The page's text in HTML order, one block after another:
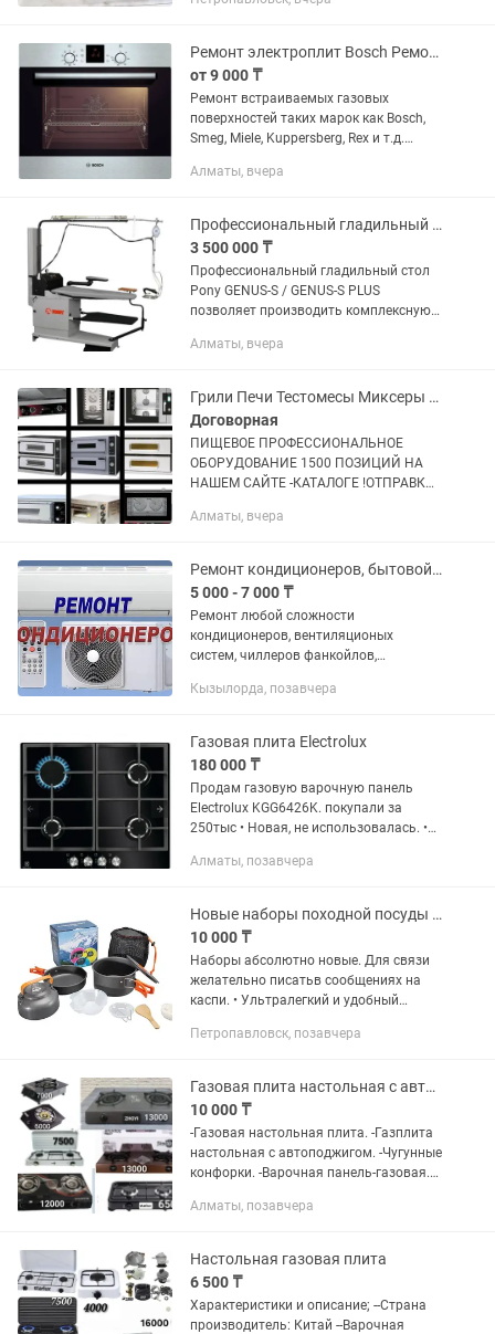
Ремонт электроплит Bosch Ремонт духовок Bosch Ремонт газовых поверхностей
от 9 000 ₸
Ремонт встраиваемых газовых
поверхностей таких марок как Bosch,
Smeg, Miele, Kuppersberg, Rex и т.д.
Выезд к заказчику на дом. Звоните или
Алматы, вчера
Профессиональный гладильный стол Pony GENUS-S / GENUS-S PLUS
3 500 000 ₸
Профессиональный гладильный стол
Pony GENUS-S / GENUS-S PLUS
позволяет производить комплексную
благодаря высокоэффективной
температуры...
Алматы, вчера
Грили Печи Тестомесы Миксеры Блендеры Слайсеры Куттеры Плиты Тостеры Пилы
Договорная
ПИЩЕВОЕ ПРОФЕССИОНАЛЬНОЕ
ОБОРУДОВАНИЕ 1500 ПОЗИЦИЙ НА
НАШЕМ САЙТЕ -КАТАЛОГЕ !ОТПРАВКА
СМОТРИТЕ ВСЕ 1500 ОБЪЯВЛЕНИЙ
ПРОФЕССИОНАЛЬНЫЕ...
Алматы, вчера
Ремонт кондиционеров, бытовой техники, и промышленной
5 000 - 7 000 ₸
Ремонт любой сложности
кондиционеров, вентиляционых
систем, чиллеров фанкойлов,
столового оборудования. - Заправка
Профилактика мойка...
Кызылорда, позавчера
Газовая плита Electrolux
180 000 ₸
Продам газовую варочную панель
Electrolux KGG6426K. покупали за
250тыс • Новая, не использовалась. •
осматривалась, в эксплуатации не
Алматы, позавчера
Новые наборы походной посуды Cooking Set DS-308
10 000 ₸
Наборы абсолютно новые. Для связи
желательно писатьв сообщениях на
каспи. • Ультралегкий и удобный
из анодированного алюминия
Петропавловск, позавчера
Газовая плита настольная с автоподжигом. Газовая плита. Газплита
10 000 ₸
-Газовая настольная плита. -Газплита
настольная с автоподжигом. -Чугунные
конфорки. -Варочная панель-газовая.
механическое. -Переключатели;...
Алматы, позавчера
Настольная газовая плита
6 500 ₸
Характеристики и описание; --Страна
производитель: Китай --Варочная